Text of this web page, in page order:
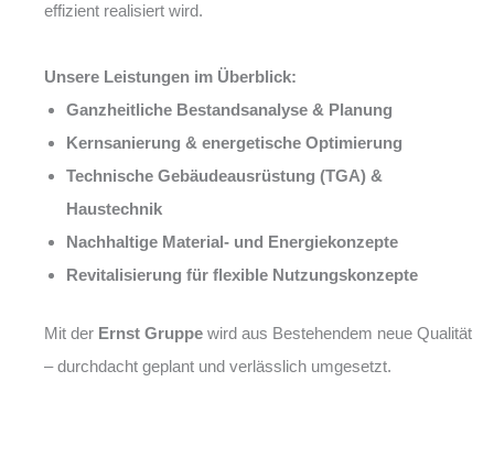
effizient realisiert wird.
Unsere Leistungen im Überblick:
Ganzheitliche Bestandsanalyse & Planung
Kernsanierung & energetische Optimierung
Technische Gebäudeausrüstung (TGA) &
Haustechnik
Nachhaltige Material- und Energiekonzepte
Revitalisierung für flexible Nutzungskonzepte
Mit der Ernst Gruppe wird aus Bestehendem neue Qualität
– durchdacht geplant und verlässlich umgesetzt.